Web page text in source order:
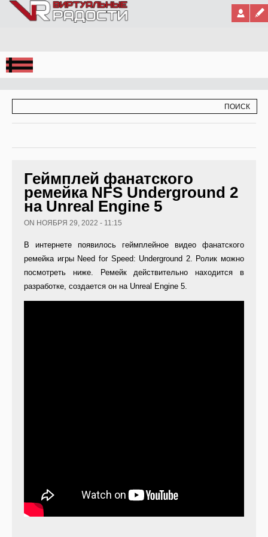
Jump to Navigation
Геймплей фанатского
ремейка NFS Underground 2
на Unreal Engine 5
ON НОЯБРЯ 29, 2022 - 11:15
В интернете появилось геймплейное видео фанатского
ремейка игры Need for Speed: Underground 2. Ролик можно
посмотреть ниже. Ремейк действительно находится в
разработке, создается он на Unreal Engine 5.